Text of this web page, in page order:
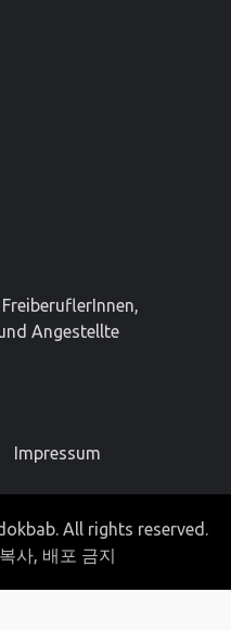
Angestellte
Impressum
All rights reserved.
사, 배포 금지